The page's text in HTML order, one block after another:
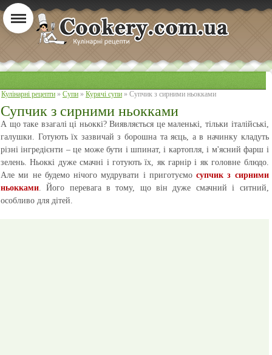
Кулінарні рецепти » Супи » Курячі супи » Супчик з сирними ньокками
Супчик з сирними ньокками
А що таке взагалі ці ньоккі? Виявляється це маленькі, тільки італійські,
галушки. Готують їх зазвичай з борошна та яєць, а в начинку кладуть
різні інгредієнти – це може бути і шпинат, і картопля, і м'ясний фарш і
зелень. Ньоккі дуже смачні і готують їх, як гарнір і як головне блюдо.
Але ми не будемо нічого мудрувати і приготуємосупчик з сирними
ньокками. Його перевага в тому, що він дуже смачний і ситний,
особливо для дітей.